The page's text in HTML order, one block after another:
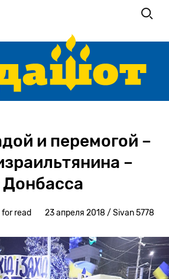
и перемогой –
–
23 апреля 2018 / Sivan 5778
for read